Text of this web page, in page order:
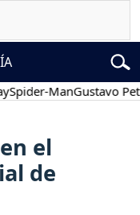
ManGustavo Petro
el
de